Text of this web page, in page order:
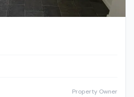
Property Owner